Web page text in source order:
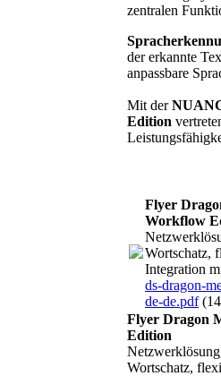
zentralen
der erkannte
anpassbare
Mit der
Edition
Flyer
Workflow
Wortschatz,
Integration
ds-dragon-
de-de.pdf
Flyer Dragon
Edition
Wortschatz,